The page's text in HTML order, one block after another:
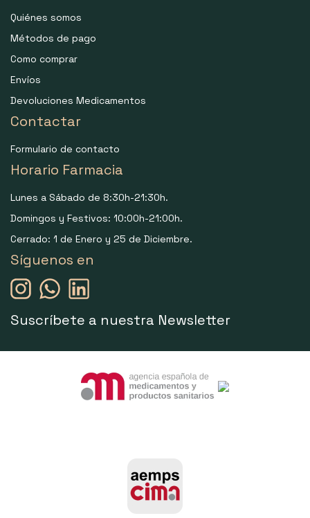
Quiénes somos
Métodos de pago
Como comprar
Envíos
Devoluciones Medicamentos
Contactar
Formulario de contacto
Horario Farmacia
Lunes a Sábado de 8:30h-21:30h.
Domingos y Festivos: 10:00h-21:00h.
Cerrado: 1 de Enero y 25 de Diciembre.
Síguenos en
Suscríbete a nuestra Newsletter